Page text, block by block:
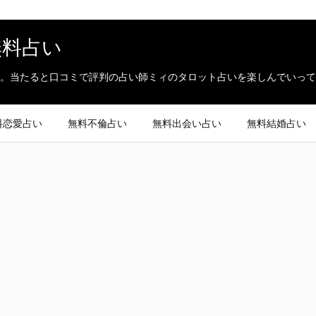
占い
たると口コミで評判の占い師ミィのタロット占いを楽しんでいって
恋愛占い 無料不倫占い 無料出会い占い 無料結婚占い